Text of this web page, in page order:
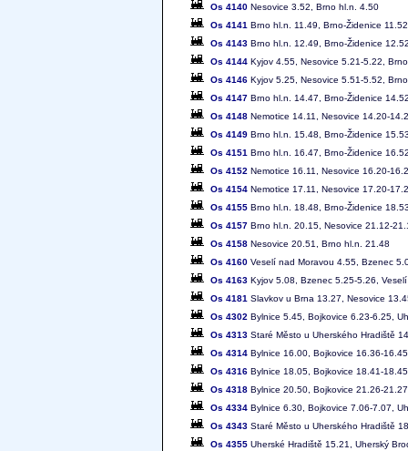
Os 4140 Nesovice 3.52, Brno hl.n. 4.50
Os 4141 Brno hl.n. 11.49, Brno-Židenice
Os 4143 Brno hl.n. 12.49, Brno-Židenice
Os 4144 Kyjov 4.55, Nesovice 5.21-5.22,
Os 4146 Kyjov 5.25, Nesovice 5.51-5.52,
Os 4147 Brno hl.n. 14.47, Brno-Židenice
Os 4148 Nemotice 14.11, Nesovice 14.20-
Os 4149 Brno hl.n. 15.48, Brno-Židenice
Os 4151 Brno hl.n. 16.47, Brno-Židenice
Os 4152 Nemotice 16.11, Nesovice 16.20-
Os 4154 Nemotice 17.11, Nesovice 17.20-
Os 4155 Brno hl.n. 18.48, Brno-Židenice
Os 4157 Brno hl.n. 20.15, Nesovice 21.12-
Os 4158 Nesovice 20.51, Brno hl.n. 21.48
Os 4160 Veselí nad Moravou 4.55, Bzenec
Os 4163 Kyjov 5.08, Bzenec 5.25-5.26,
Os 4181 Slavkov u Brna 13.27, Nesovice
Os 4302 Bylnice 5.45, Bojkovice 6.23-6.25,
Os 4313 Staré Město u Uherského Hradiště
Os 4314 Bylnice 16.00, Bojkovice 16.36-
Os 4316 Bylnice 18.05, Bojkovice 18.41-
Os 4318 Bylnice 20.50, Bojkovice 21.26-
Os 4334 Bylnice 6.30, Bojkovice 7.06-7.07,
Os 4343 Staré Město u Uherského Hradiště
Os 4355 Uherské Hradiště 15.21, Uherský